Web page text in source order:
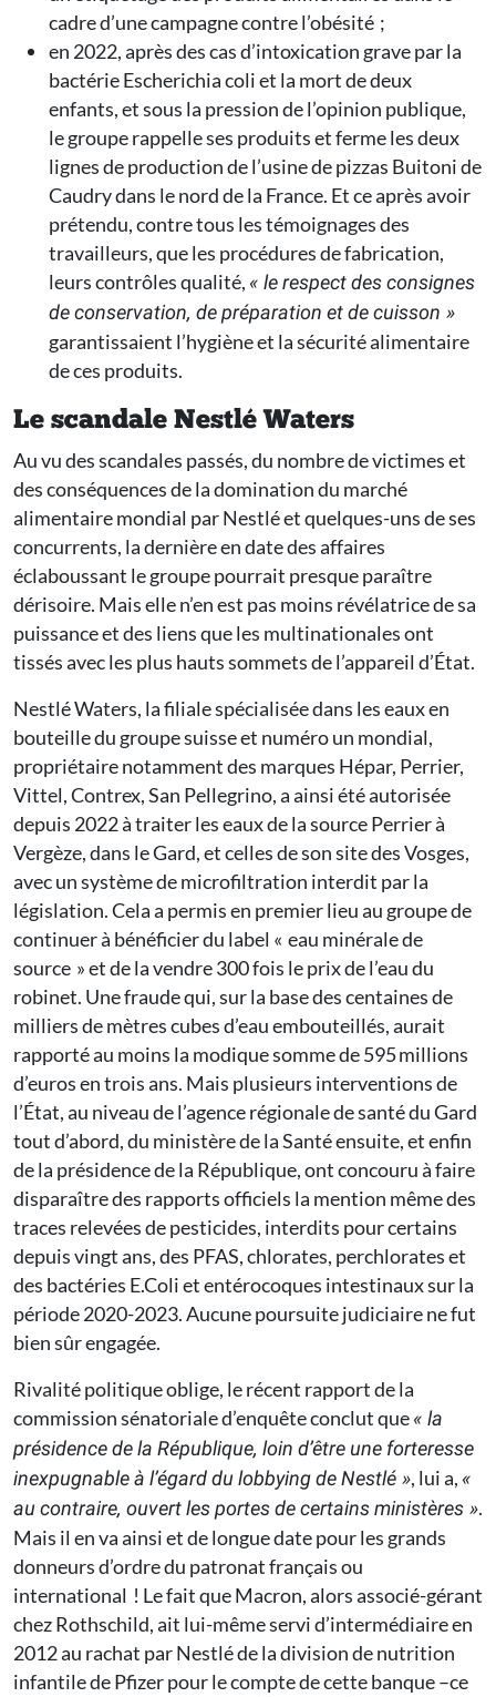
cadre d’une campagne contre l’obésité ;
en 2022, après des cas d’intoxication grave par la
bactérie Escherichia coli et la mort de deux
enfants, et sous la pression de l’opinion publique,
le groupe rappelle ses produits et ferme les deux
lignes de production de l’usine de pizzas Buitoni de
Caudry dans le nord de la France. Et ce après avoir
prétendu, contre tous les témoignages des
travailleurs, que les procédures de fabrication,
leurs contrôles qualité, « le respect des consignes
de conservation, de préparation et de cuisson »
garantissaient l’hygiène et la sécurité alimentaire
de ces produits.
Le scandale Nestlé Waters
Au vu des scandales passés, du nombre de victimes et
des conséquences de la domination du marché
alimentaire mondial par Nestlé et quelques-uns de ses
concurrents, la dernière en date des affaires
éclaboussant le groupe pourrait presque paraître
dérisoire. Mais elle n’en est pas moins révélatrice de sa
puissance et des liens que les multinationales ont
tissés avec les plus hauts sommets de l’appareil d’État.
Nestlé Waters, la filiale spécialisée dans les eaux en
bouteille du groupe suisse et numéro un mondial,
propriétaire notamment des marques Hépar, Perrier,
Vittel, Contrex, San Pellegrino, a ainsi été autorisée
depuis 2022 à traiter les eaux de la source Perrier à
Vergèze, dans le Gard, et celles de son site des Vosges,
avec un système de microfiltration interdit par la
législation. Cela a permis en premier lieu au groupe de
continuer à bénéficier du label « eau minérale de
source » et de la vendre 300 fois le prix de l’eau du
robinet. Une fraude qui, sur la base des centaines de
milliers de mètres cubes d’eau embouteillés, aurait
rapporté au moins la modique somme de 595 millions
d’euros en trois ans. Mais plusieurs interventions de
l’État, au niveau de l’agence régionale de santé du Gard
tout d’abord, du ministère de la Santé ensuite, et enfin
de la présidence de la République, ont concouru à faire
disparaître des rapports officiels la mention même des
traces relevées de pesticides, interdits pour certains
depuis vingt ans, des PFAS, chlorates, perchlorates et
des bactéries E.Coli et entérocoques intestinaux sur la
période 2020-2023. Aucune poursuite judiciaire ne fut
bien sûr engagée.
Rivalité politique oblige, le récent rapport de la
commission sénatoriale d’enquête conclut que« la
présidence de la République, loin d’être une forteresse
inexpugnable à l’égard du lobbying de Nestlé », lui a, «
au contraire, ouvert les portes de certains ministères ».
Mais il en va ainsi et de longue date pour les grands
donneurs d’ordre du patronat français ou
international ! Le fait que Macron, alors associé-gérant
chez Rothschild, ait lui-même servi d’intermédiaire en
2012 au rachat par Nestlé de la division de nutrition
infantile de Pfizer pour le compte de cette banque –ce